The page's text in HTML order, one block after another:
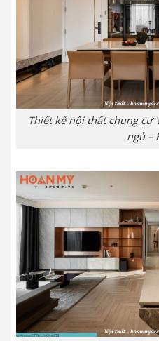
Thiết kế nội thất chung cư
ngủ –